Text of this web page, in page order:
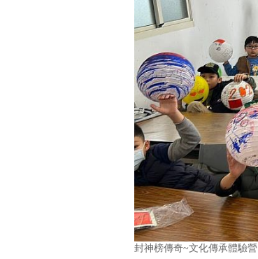
封神榜傳奇~文化傳承體驗營